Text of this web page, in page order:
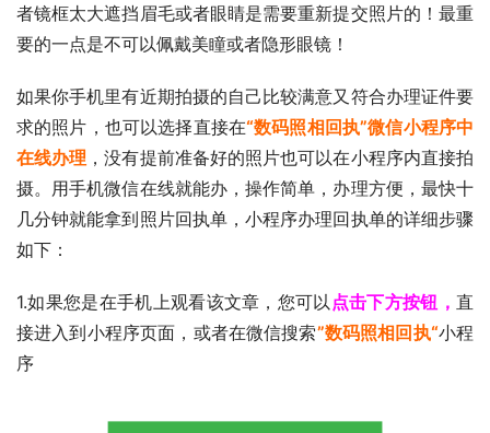
者镜框太大遮挡眉毛或者眼睛是需要重新提交照片的！最重
要的一点是不可以佩戴美瞳或者隐形眼镜！
如果你手机里有近期拍摄的自己比较满意又符合办理证件要
求的照片，也可以选择直接在“数码照相回执”微信小程序中
在线办理 ，没有提前准备好的照片也可以在小程序内直接拍
摄。用手机微信在线就能办，操作简单，办理方便，最快十
几分钟就能拿到照片回执单，小程序办理回执单的详细步骤
如下：
1.如果您是在手机上观看该文章，您可以 点击下方按钮，直
接进入到小程序页面，或者在微信搜索”数码照相回执“小程
序